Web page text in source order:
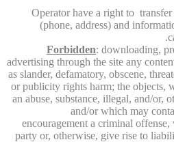
Operator have a right to
(phone, address) and
Forbidden: downloading,
advertising through the site any
as slander, defamatory, obscene,
or publicity rights harm; the objects,
an abuse, substance, illegal, and/or,
and/or which may
encouragement a criminal
party or, otherwise, give rise to